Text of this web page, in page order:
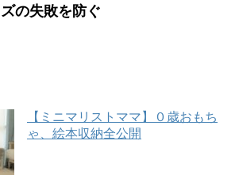
ズの失敗を防ぐ
【ミニマリストママ】０歳おもち
ゃ、絵本収納全公開